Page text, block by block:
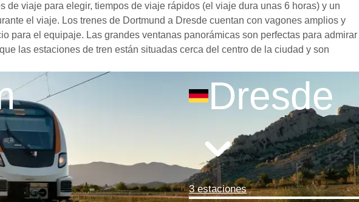
viaje para elegir, tiempos de viaje rápidos (el viaje dura unas 6 horas) y un
el viaje. Los trenes de Dortmund a Dresde cuentan con vagones amplios y
para el equipaje. Las grandes ventanas panorámicas son perfectas para admirar
las estaciones de tren están situadas cerca del centro de la ciudad y son
Dresde
3 estaciones